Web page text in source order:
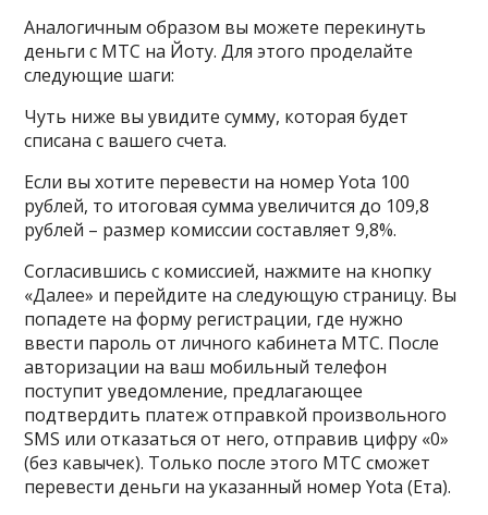
Аналогичным образом вы можете перекинуть
деньги с МТС на Йоту. Для этого проделайте
следующие шаги:
Чуть ниже вы увидите сумму, которая будет
списана с вашего счета.
Если вы хотите перевести на номер Yota 100
рублей, то итоговая сумма увеличится до 109,8
рублей – размер комиссии составляет 9,8%.
Согласившись с комиссией, нажмите на кнопку
«Далее» и перейдите на следующую страницу. Вы
попадете на форму регистрации, где нужно
ввести пароль от личного кабинета МТС. После
авторизации на ваш мобильный телефон
поступит уведомление, предлагающее
подтвердить платеж отправкой произвольного
SMS или отказаться от него, отправив цифру «0»
(без кавычек). Только после этого МТС сможет
перевести деньги на указанный номер Yota (Ета).